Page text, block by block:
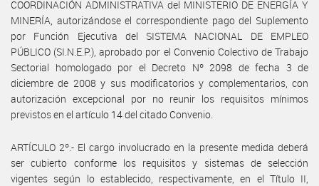
COORDINACIÓN ADMINISTRATIVA del MINISTERIO DE ENERGÍA Y
MINERÍA, autorizándose el correspondiente pago del Suplemento
por Función Ejecutiva del SISTEMA NACIONAL DE EMPLEO
PÚBLICO (SI.N.E.P.), aprobado por el Convenio Colectivo de Trabajo
Sectorial homologado por el Decreto Nº 2098 de fecha 3 de
diciembre de 2008 y sus modificatorios y complementarios, con
autorización excepcional por no reunir los requisitos mínimos
previstos en el artículo 14 del citado Convenio.
ARTÍCULO 2º.- El cargo involucrado en la presente medida deberá
ser cubierto conforme los requisitos y sistemas de selección
vigentes según lo establecido, respectivamente, en el Título II,